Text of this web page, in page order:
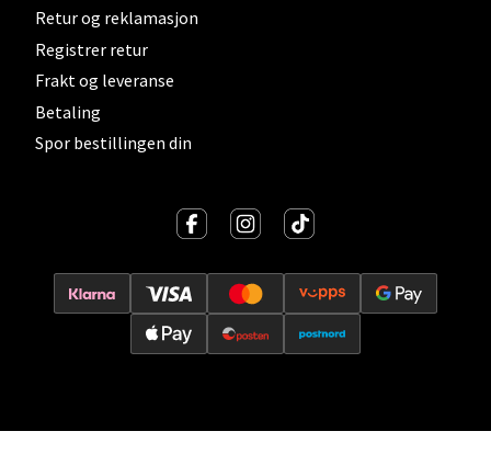
Retur og reklamasjon
Registrer retur
Frakt og leveranse
Betaling
Spor bestillingen din
Lillehammer - Strandtorget
Åpent i dag 09-18
Velg
Strømmen - Thon Senter Strømmen